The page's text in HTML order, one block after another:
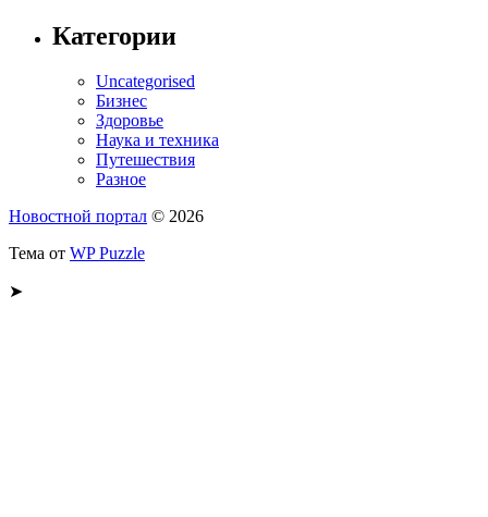
Категории
Uncategorised
Бизнес
Здоровье
Наука и техника
Путешествия
Разное
Новостной портал © 2026
Тема от WP Puzzle
➤